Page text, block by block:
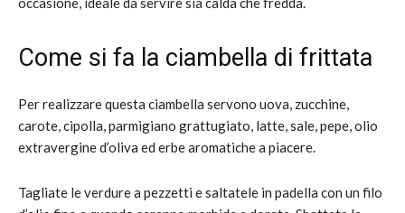
Come si fa la ciambella di frittata
Per realizzare questa ciambella servono uova, zucchine,
carote, cipolla, parmigiano grattugiato, latte, sale, pepe, olio
extravergine d’oliva ed erbe aromatiche a piacere.
Tagliate le verdure a pezzetti e saltatele in padella con un filo